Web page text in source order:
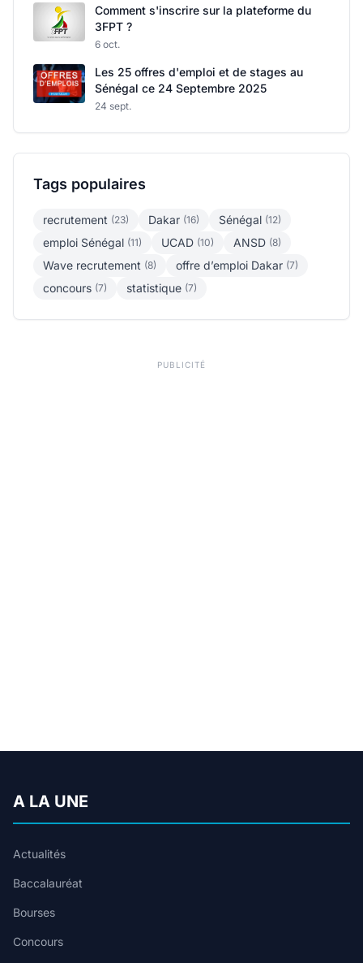
Comment s'inscrire sur la plateforme du
3FPT ?
6 oct.
Les 25 offres d'emploi et de stages au
Sénégal ce 24 Septembre 2025
24 sept.
Tags populaires
recrutement (23) Dakar (16) Sénégal (12)
emploi Sénégal (11) UCAD (10) ANSD (8)
Wave recrutement (8) offre d’emploi Dakar (7)
concours (7) statistique (7)
PUBLICITÉ
A LA UNE
Actualités
Baccalauréat
Bourses
Concours